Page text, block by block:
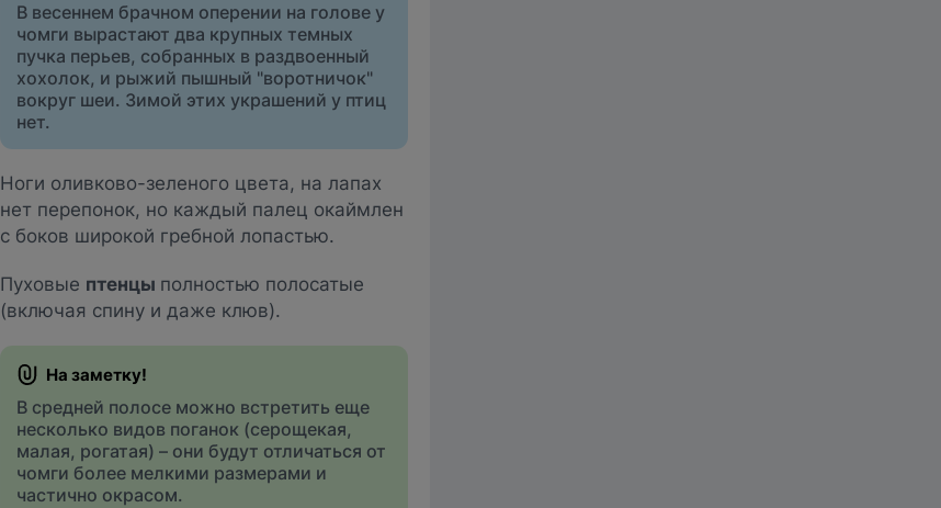
В весеннем брачном оперении на голове у
чомги вырастают два крупных темных
пучка перьев, собранных в раздвоенный
хохолок, и рыжий пышный "воротничок"
вокруг шеи. Зимой этих украшений у птиц
нет.
Ноги оливково-зеленого цвета, на лапах
нет перепонок, но каждый палец окаймлен
с боков широкой гребной лопастью.
Пуховые птенцы полностью полосатые
(включая спину и даже клюв).
В средней полосе можно встретить еще
несколько видов поганок (серощекая,
малая, рогатая) – они будут отличаться от
чомги более мелкими размерами и
частично окрасом.